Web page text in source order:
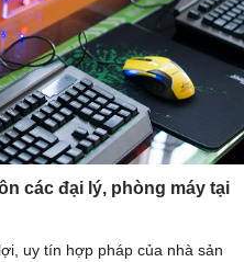
các đại lý, phòng máy tại
uy tín hợp pháp của nhà sản